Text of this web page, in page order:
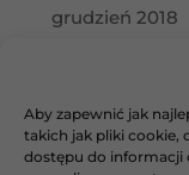
Aby zapewnić jak
takich jak pliki cookie,
dostępu do informacji
grudzień 2018
aktualności
Bez kategorii